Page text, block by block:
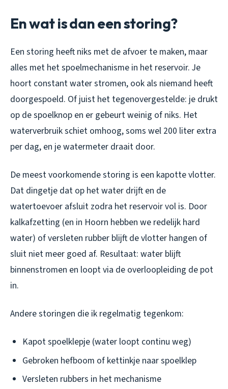
En wat is dan een storing?
Een storing heeft niks met de afvoer te maken, maar
alles met het spoelmechanisme in het reservoir. Je
hoort constant water stromen, ook als niemand heeft
doorgespoeld. Of juist het tegenovergestelde: je drukt
op de spoelknop en er gebeurt weinig of niks. Het
waterverbruik schiet omhoog, soms wel 200 liter extra
per dag, en je watermeter draait door.
De meest voorkomende storing is een kapotte vlotter.
Dat dingetje dat op het water drijft en de
watertoevoer afsluit zodra het reservoir vol is. Door
kalkafzetting (en in Hoorn hebben we redelijk hard
water) of versleten rubber blijft de vlotter hangen of
sluit niet meer goed af. Resultaat: water blijft
binnenstromen en loopt via de overloopleiding de pot
in.
Andere storingen die ik regelmatig tegenkom:
Kapot spoelklepje (water loopt continu weg)
Gebroken hefboom of kettinkje naar spoelklep
Versleten rubbers in het mechanisme